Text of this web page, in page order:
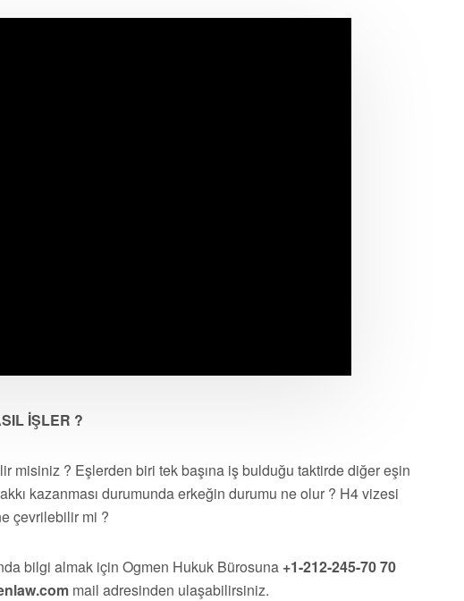
İŞLER ?
misiniz ? Eşlerden biri tek başına iş bulduğu taktirde diğer eşin
kazanması durumunda erkeğin durumu ne olur ? H4 vizesi
çevrilebilir mi ?
bilgi almak için Ogmen Hukuk Bürosuna +1-212-245-70 70
mail adresinden ulaşabilirsiniz.